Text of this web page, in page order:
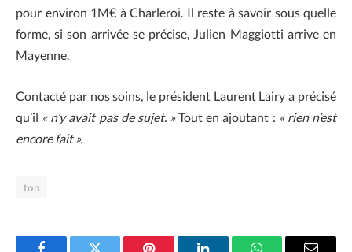
pour environ 1M€ à Charleroi. Il reste à savoir sous quelle
forme, si son arrivée se précise, Julien Maggiotti arrive en
Mayenne.
Contacté par nos soins, le président Laurent Lairy a précisé
qu’il « n’y avait pas de sujet. »Tout en ajoutant : « rien n’est
encore fait ».
top